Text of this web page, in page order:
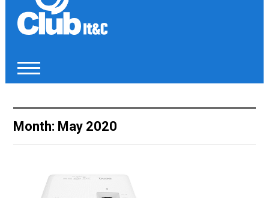
Month: May 2020